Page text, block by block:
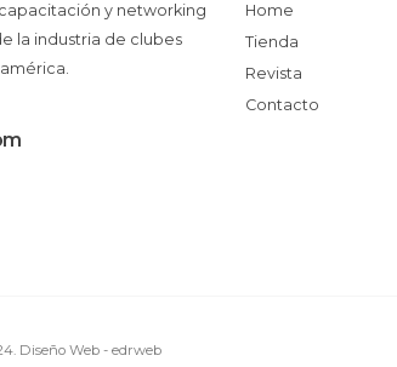
y networking
la industria de clubes
Home
Tienda
Revista
Contacto
Diseño Web - edrweb